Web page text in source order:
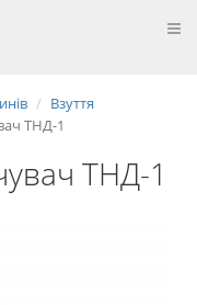
Взуття
ТНД-1
ТНД-1